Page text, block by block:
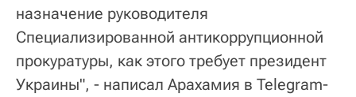
назначение руководителя
Специализированной антикоррупционной
прокуратуры, как этого требует президент
Украины", - написал Арахамия в Telegram-